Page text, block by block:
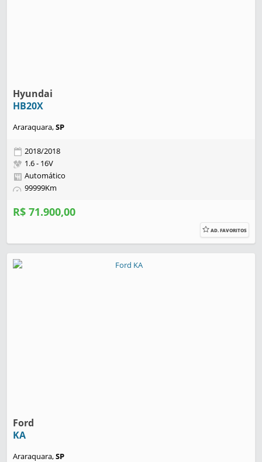
Hyundai
HB20X
Araraquara,SP
2018/2018
1.6 - 16V
Automático
99999Km
R$ 71.900,00
AD. FAVORITOS
Ford
KA
Araraquara,SP